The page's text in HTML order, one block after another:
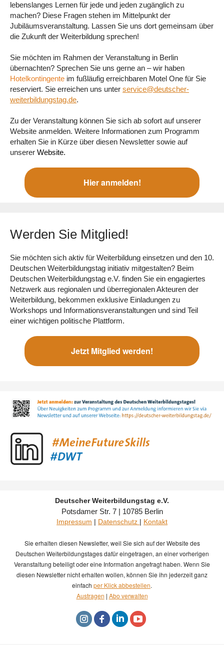
lebenslanges Lernen für jede und jeden zugänglich zu
machen? Diese Fragen stehen im Mittelpunkt der
Jubiläumsveranstaltung. Lassen Sie uns dort gemeinsam über
die Zukunft der Weiterbildung sprechen!
Sie möchten im Rahmen der Veranstaltung in Berlin
übernachten? Sprechen Sie uns gerne an –wir haben
Hotelkontingente im fußläufig erreichbaren Motel One für Sie
reserviert. Sie erreichen uns unter service@deutscher-
weiterbildungstag.de.
Zu der Veranstaltung können Sie sich ab sofort auf unserer
Website anmelden. Weitere Informationen zum Programm
erhalten Sie in Kürze über diesen Newsletter sowie auf
unserer Website.
Hier anmelden!
Werden Sie Mitglied!
Sie möchten sich aktiv für Weiterbildung einsetzen und den 10.
Deutschen Weiterbildungstag initiativ mitgestalten? Beim
Deutschen Weiterbildungstag e.V. finden Sie ein engagiertes
Netzwerk aus regionalen und überregionalen Akteuren der
Weiterbildung, bekommen exklusive Einladungen zu
Workshops und Informationsveranstaltungen und sind Teil
einer wichtigen politische Plattform.
Jetzt Mitglied werden!
Deutscher Weiterbildungstag e.V.
Potsdamer Str. 7 | 10785 Berlin
Impressum | Datenschutz | Kontakt
Sie erhalten diesen Newsletter, weil Sie sich auf der Website des
Deutschen Weiterbildungstages dafür eingetragen, an einer vorherigen
Veranstaltung beteiligt oder eine Information angefragt haben. Wenn Sie
diesen Newsletter nicht erhalten wollen, können Sie ihn jederzeit ganz
einfach per Klick abbestellen.
Austragen | Abo verwalten